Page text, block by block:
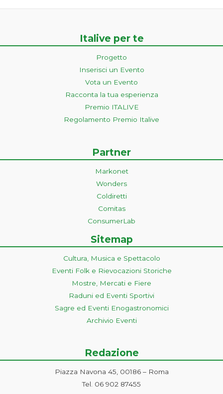
Italive per te
Progetto
Inserisci un Evento
Vota un Evento
Racconta la tua esperienza
Premio ITALIVE
Regolamento Premio Italive
Partner
Markonet
Wonders
Coldiretti
Comitas
ConsumerLab
Sitemap
Cultura, Musica e Spettacolo
Eventi Folk e Rievocazioni Storiche
Mostre, Mercati e Fiere
Raduni ed Eventi Sportivi
Sagre ed Eventi Enogastronomici
Archivio Eventi
Redazione
Piazza Navona 45, 00186 – Roma
Tel. 06 902 87455